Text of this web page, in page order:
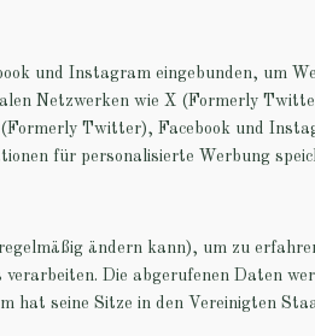
und Instagram eingebunden, um
Netzwerken wie X (Formerly
Twitter), Facebook und
für personalisierte Werbung
ändern kann), um zu
Die abgerufenen Daten
hat seine Sitze in den Vereinigten